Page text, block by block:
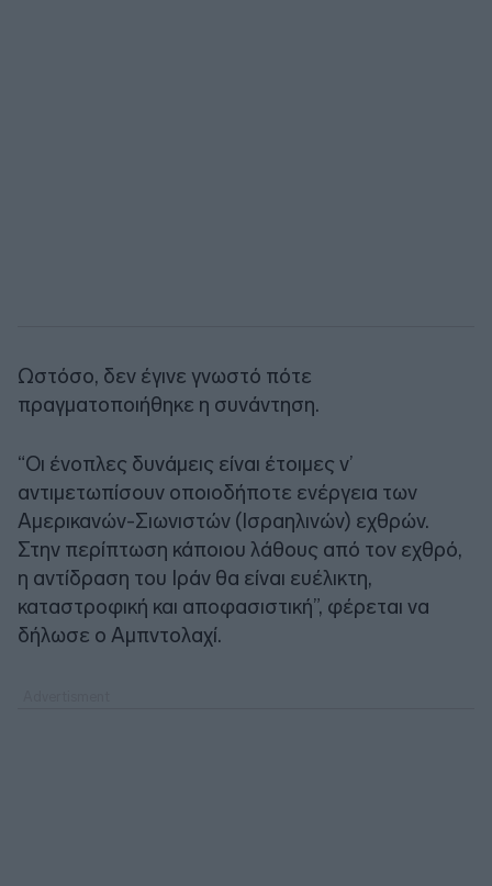
Ωστόσο, δεν έγινε γνωστό πότε
πραγματοποιήθηκε η συνάντηση.
“Οι ένοπλες δυνάμεις είναι έτοιμες ν’
αντιμετωπίσουν οποιοδήποτε ενέργεια των
Αμερικανών-Σιωνιστών (Ισραηλινών) εχθρών.
Στην περίπτωση κάποιου λάθους από τον εχθρό,
η αντίδραση του Ιράν θα είναι ευέλικτη,
καταστροφική και αποφασιστική”, φέρεται να
δήλωσε ο Αμπντολαχί.